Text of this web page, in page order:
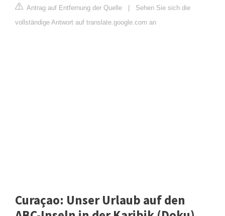
Antrag auf Entfernung der Quelle
Sehen Sie sich die
vollständige Antwort auf translate.google.com an
Curaçao: Unser Urlaub auf den